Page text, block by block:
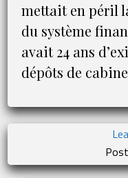
mettait en péril
du système
avait 24 ans
dépôts de